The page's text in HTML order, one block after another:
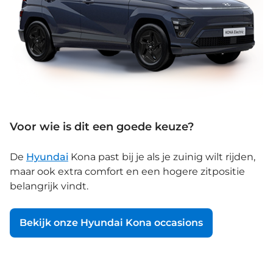
Voor wie is dit een goede keuze?
De Hyundai Kona past bij je als je zuinig wilt rijden,
maar ook extra comfort en een hogere zitpositie
belangrijk vindt.
Bekijk onze Hyundai Kona occasions